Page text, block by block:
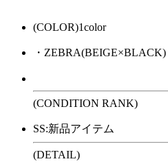
(COLOR)1color
・ZEBRA(BEIGE×BLACK)
(CONDITION RANK)
SS:新品アイテム
(DETAIL)